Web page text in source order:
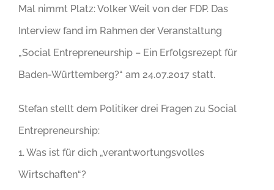
Mal nimmt Platz: Volker Weil von der FDP. Das
Interview fand im Rahmen der Veranstaltung
„Social Entrepreneurship – Ein Erfolgsrezept für
Baden-Württemberg?“ am 24.07.2017 statt.
Stefan stellt dem Politiker drei Fragen zu Social
Entrepreneurship:
1. Was ist für dich „verantwortungsvolles
Wirtschaften“?